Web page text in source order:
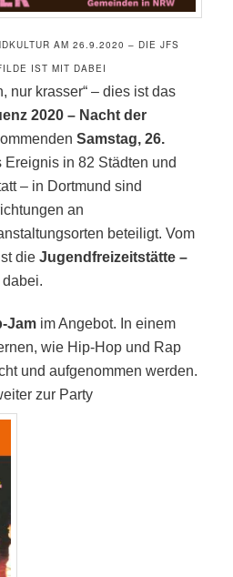
AM 26.9.2020 – DIE JFS
IST MIT DABEI
nur krasser“ – dies ist das
2020 – Nacht der
Samstag, 26.
Ereignis in 82 Städten und
– in Dortmund sind
an
beteiligt. Vom
dieJugendfreizeitstätte –
dabei.
Jam im Angebot. In einem
wie Hip-Hop und Rap
und aufgenommen werden.
zur Party